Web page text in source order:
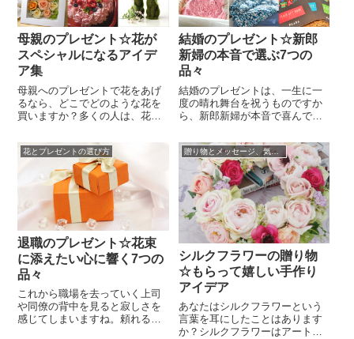
のが一番ですか...
るなら、こんなに...
母親のプレゼント☆花が
スペシャルになるアイデ
ア集
母親へのプレゼントで花をあげ
るなら、どこでどのような花を
買いますか？多くの人は、花屋
のではないでしょうか。確か
に、花のプレゼントはどのよう
な形であれ嬉しいものです。し
かし、誕生日や母の日など、母
親にプレゼントを贈る時には、
ちょっとした工夫をしてサプラ
イズ的に母親を喜ばせたいです
よね。そんな時...
結婚のプレゼント☆新郎
新婦の本音で選ぶ7つの
品々
結婚のプレゼントは、一生に一
度の晴れ舞台を祝うものですか
ら、新郎新婦が本音で喜んでく
郎新婦の友人など年齢の近い関
係の人ならば、好みの品や流行
の品を見つけやすいもの。しか
し、歳の離れた方や遠方の方に
とっては、新郎新婦の好みがわ
かりにくく、「結婚のプレゼン
ト選びに苦労してしまう。」と
悩む人々も少...
花とプレゼントの選び方
退職のプレゼント☆花束
に添えたい心に響く7つの
品々
これから職場を去っていく上司
や同僚の背中を見ると寂しさを
感じてしまいますね。頼れるリ
贈り物とメッセージ、気持ちの伝え方☆
シルクフラワーの贈り物
☆もらって嬉しい手作り
アイデア
あなたはシルクフラワーという
言葉を耳にしたことはあります
か？シルクフラワーはアートフ